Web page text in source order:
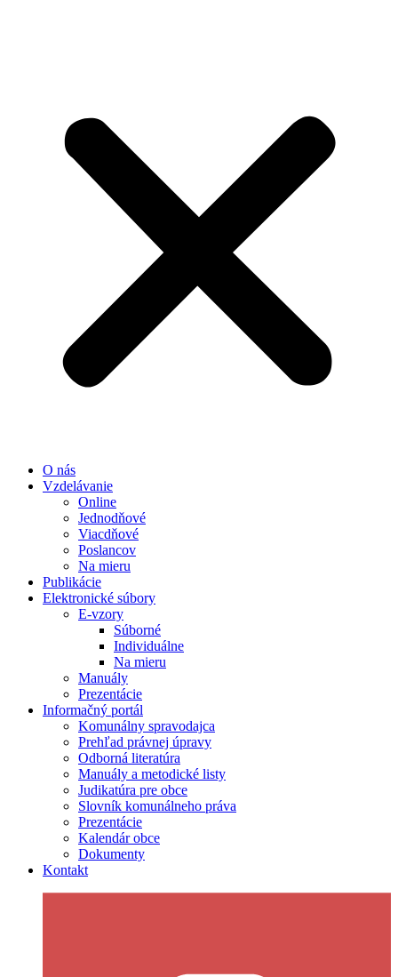
O nás
Vzdelávanie
Online
Jednodňové
Viacdňové
Poslancov
Na mieru
Publikácie
Elektronické súbory
E-vzory
Súborné
Individuálne
Na mieru
Manuály
Prezentácie
Informačný portál
Komunálny spravodajca
Prehľad právnej úpravy
Odborná literatúra
Manuály a metodické listy
Judikatúra pre obce
Slovník komunálneho práva
Prezentácie
Kalendár obce
Dokumenty
Kontakt